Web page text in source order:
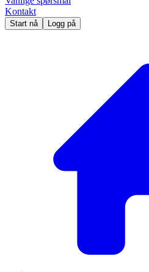
Kontakt
Start nå Logg på